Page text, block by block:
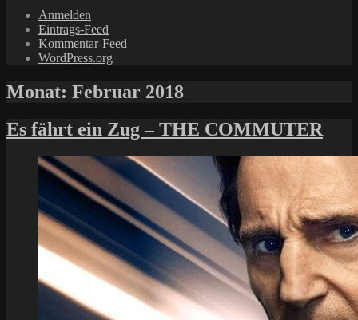
Anmelden
Eintrags-Feed
Kommentar-Feed
WordPress.org
Monat: Februar 2018
Es fährt ein Zug – THE COMMUTER